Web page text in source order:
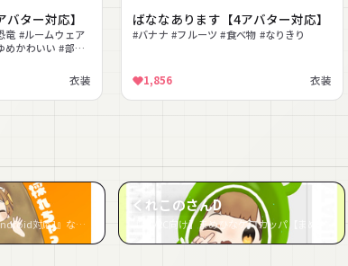
ター対応】
竜 #ルームウェア
めかわいい #部屋
衣装
ばななあります【4アバター対応】
#バナナ #フルーツ #食べ物 #なりきり
1,856 衣装
『じゃがひなた [PC & Android対応]』など4件
くれこのさんD